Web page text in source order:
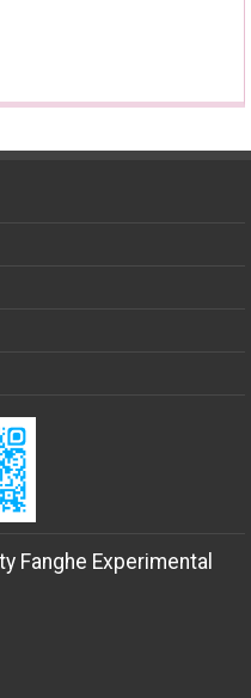
Fanghe Experimental